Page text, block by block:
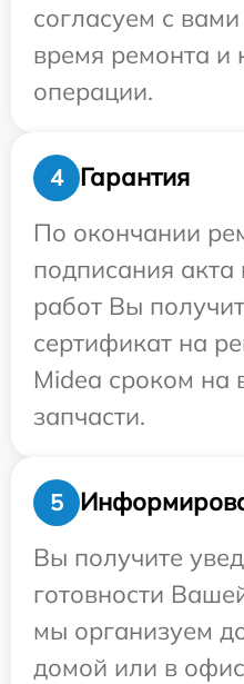
согласуем с
время ремонта и
операции.
4
Гарантия
По окончании
подписания
работ Вы
сертификат на
Midea сроком на
запчасти.
5
Вы получите
готовности
мы организуем
домой или в